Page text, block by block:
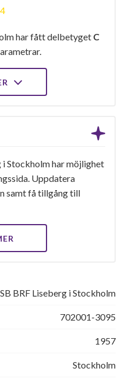
har fått delbetyget C
i Stockholm har möjlighet
Uppdatera
samt få tillgång till
BRF Liseberg i Stockholm
702001-3095
1957
Stockholm